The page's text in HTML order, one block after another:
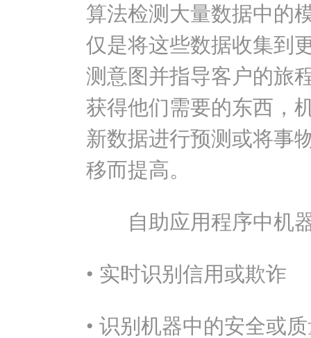
算法检测大量数据中的
仅是将这些数据收集到
测意图并指导客户的旅
获得他们需要的东西，
新数据进行预测或将事
移而提高。
自助应用程序中机器
• 实时识别信用或欺诈
• 识别机器中的安全或